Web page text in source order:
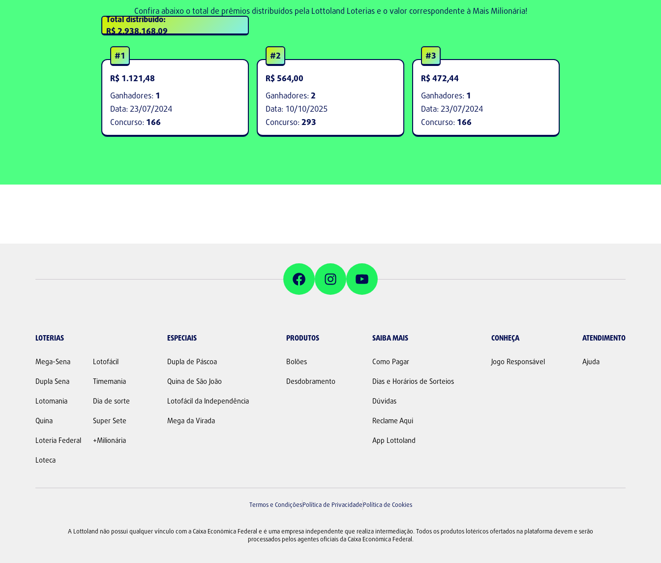
Confira abaixo o total de prêmios distribuídos pela Lottoland Loterias e o valor correspondente à Mais Milionária!
Total distribuído:
R$ 2.938.168,09
#1
R$ 1.121,48
Ganhadores: 1
Data: 23/07/2024
Concurso: 166
#2
R$ 564,00
Ganhadores: 2
Data: 10/10/2025
Concurso: 293
#3
R$ 472,44
Ganhadores: 1
Data: 23/07/2024
Concurso: 166
LOTERIAS
Mega-Sena
Dupla Sena
Lotomania
Quina
Loteria Federal
Loteca
Lotofácil
Timemania
Dia de sorte
Super Sete
+Milionária
ESPECIAIS
Dupla de Páscoa
Quina de São João
Lotofácil da Independência
Mega da Virada
PRODUTOS
Bolões
Desdobramento
SAIBA MAIS
Como Pagar
Dias e Horários de Sorteios
Dúvidas
Reclame Aqui
App Lottoland
CONHEÇA
Jogo Responsável
ATENDIMENTO
Ajuda
Termos e CondiçõesPolítica de Privacidade Política de Cookies
A Lottoland não possui qualquer vínculo com a Caixa Econômica Federal e é uma empresa independente que realiza intermediação. Todos os produtos lotéricos ofertados na plataforma devem e serão
processados pelos agentes oficiais da Caixa Econômica Federal.